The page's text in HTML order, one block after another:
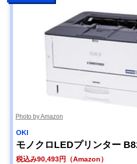
Photo by Amazon
OKI
モノクロLEDプリンター
税込み90,493円（Amazon）